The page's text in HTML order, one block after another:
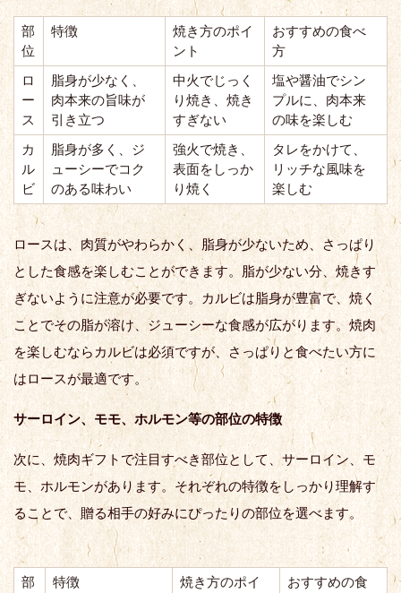
部
位
特徴
焼き方のポイ
ント
おすすめの食べ
方
ロ
ー
ス
脂身が少なく、
肉本来の旨味が
引き立つ
中火でじっく
り焼き、焼き
すぎない
塩や醤油でシン
プルに、肉本来
の味を楽しむ
カ
ル
ビ
脂身が多く、ジ
ューシーでコク
のある味わい
強火で焼き、
表面をしっか
り焼く
タレをかけて、
リッチな風味を
楽しむ
ロースは、肉質がやわらかく、脂身が少ないため、さっぱり
とした食感を楽しむことができます。脂が少ない分、焼きす
ぎないように注意が必要です。カルビは脂身が豊富で、焼く
ことでその脂が溶け、ジューシーな食感が広がります。焼肉
を楽しむならカルビは必須ですが、さっぱりと食べたい方に
はロースが最適です。
サーロイン、モモ、ホルモン等の部位の特徴
次に、焼肉ギフトで注目すべき部位として、サーロイン、モ
モ、ホルモンがあります。それぞれの特徴をしっかり理解す
ることで、贈る相手の好みにぴったりの部位を選べます。
部
特徴
焼き方のポイ
おすすめの食